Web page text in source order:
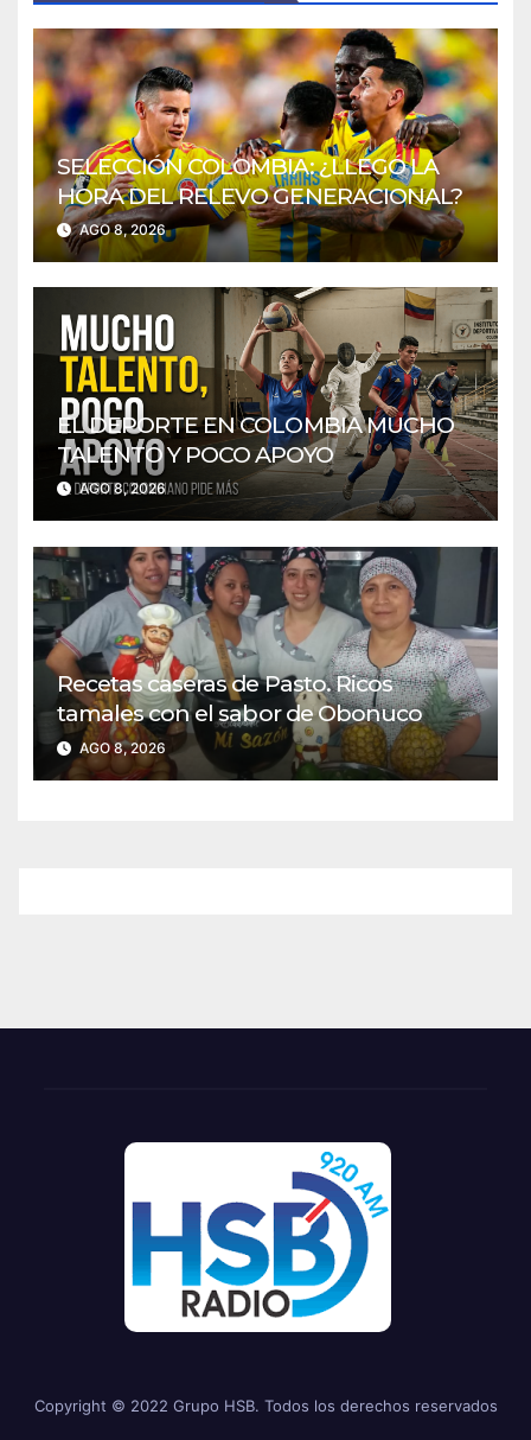
SELECCIÓN COLOMBIA: ¿LLEGÓ LA
HORA DEL RELEVO GENERACIONAL?
AGO 8, 2026
EL DEPORTE EN COLOMBIA MUCHO
TALENTO Y POCO APOYO
AGO 8, 2026
Recetas caseras de Pasto. Ricos
tamales con el sabor de Obonuco
AGO 8, 2026
Copyright © 2022 Grupo HSB. Todos los derechos reservados